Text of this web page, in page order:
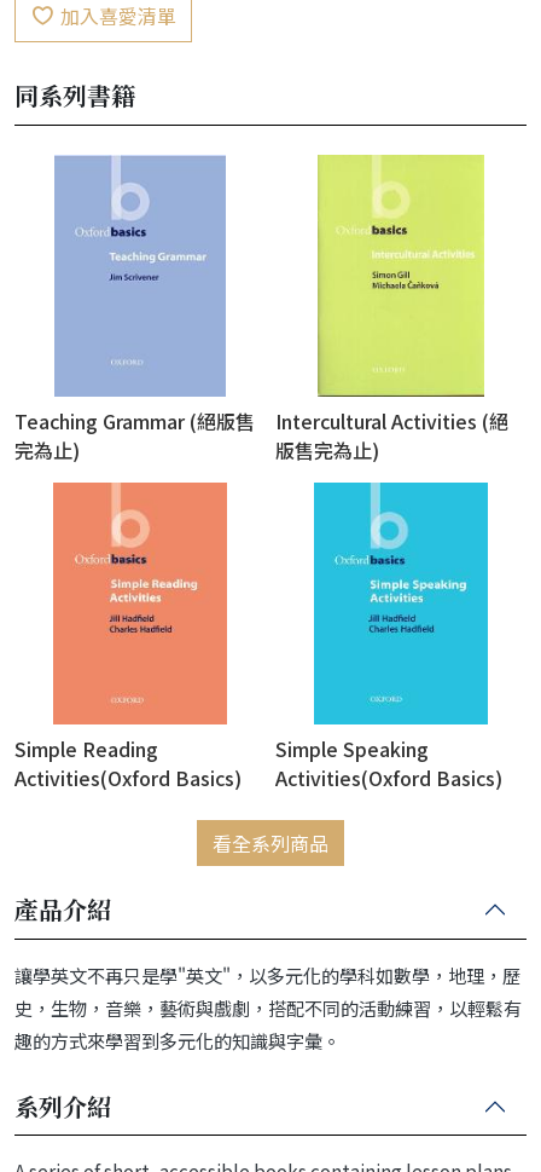
加入喜愛清單
同系列書籍
Teaching Grammar (絕版售
完為止)
Intercultural Activities (絕
版售完為止)
Simple Reading
Activities(Oxford Basics)
Simple Speaking
Activities(Oxford Basics)
看全系列商品
產品介紹
讓學英文不再只是學"英文"，以多元化的學科如數學，地理，歷
史，生物，音樂，藝術與戲劇，搭配不同的活動練習，以輕鬆有
趣的方式來學習到多元化的知識與字彙。
系列介紹